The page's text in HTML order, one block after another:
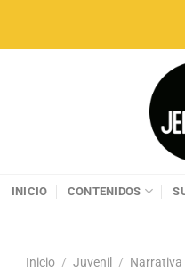
INICIO CONTENIDOS
Inicio / Juvenil / Narrativa